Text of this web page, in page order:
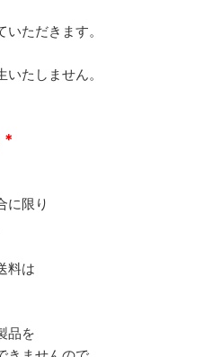
ただきます。
たしません。
に限り
料は
品を